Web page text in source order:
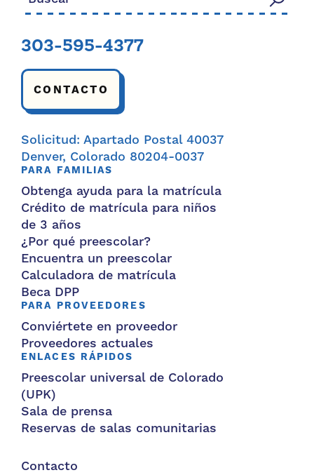
303-595-4377
CONTACTO
Solicitud: Apartado Postal 40037
Denver, Colorado 80204-0037
PARA FAMILIAS
Obtenga ayuda para la matrícula
Crédito de matrícula para niños
de 3 años
¿Por qué preescolar?
Encuentra un preescolar
Calculadora de matrícula
Beca DPP
PARA PROVEEDORES
Conviértete en proveedor
Proveedores actuales
ENLACES RÁPIDOS
Preescolar universal de Colorado
(UPK)
Sala de prensa
Reservas de salas comunitarias
Contacto